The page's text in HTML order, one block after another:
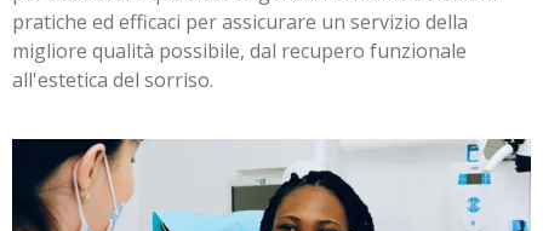
pratiche ed efficaci per assicurare un servizio della
migliore qualità possibile, dal recupero funzionale
all'estetica del sorriso.